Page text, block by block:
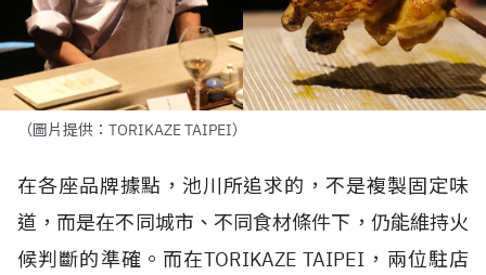
（圖片提供：TORIKAZE TAIPEI）
在各座品牌據點，池川所追求的，不是複製固定味
道，而是在不同城市、不同食材條件下，仍能維持火
候判斷的準確。而在TORIKAZE TAIPEI ，兩位駐店